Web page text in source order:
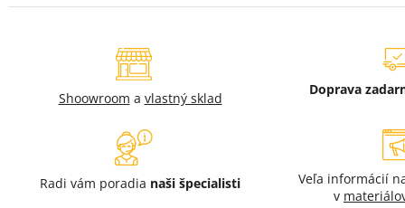
Shoowroom a vlastný sklad
Doprava
Radi vám poradia naši špecialisti
Veľa informácií
v